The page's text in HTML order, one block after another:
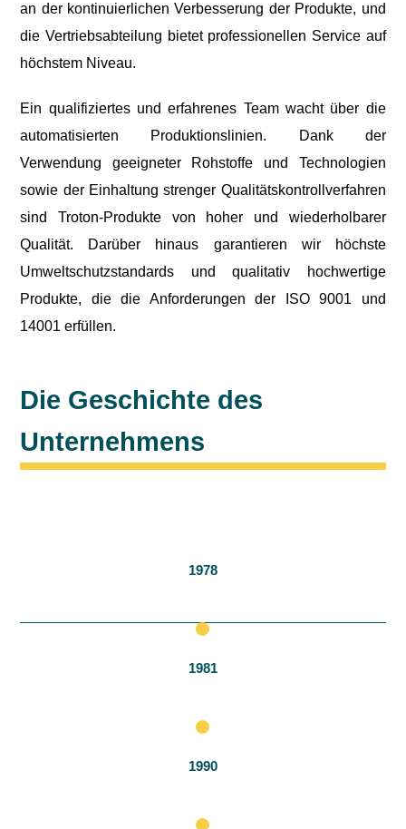
an der kontinuierlichen Verbesserung der Produkte, und
die Vertriebsabteilung bietet professionellen Service auf
höchstem Niveau.
Ein qualifiziertes und erfahrenes Team wacht über die
automatisierten Produktionslinien. Dank der
Verwendung geeigneter Rohstoffe und Technologien
sowie der Einhaltung strenger Qualitätskontrollverfahren
sind Troton-Produkte von hoher und wiederholbarer
Qualität. Darüber hinaus garantieren wir höchste
Umweltschutzstandards und qualitativ hochwertige
Produkte, die die Anforderungen der ISO 9001 und
14001 erfüllen.
Die Geschichte des
Unternehmens
1978
1981
1990